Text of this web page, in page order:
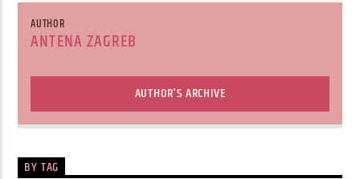
AUTHOR
ANTENA ZAGREB
AUTHOR'S ARCHIVE
BY TAG